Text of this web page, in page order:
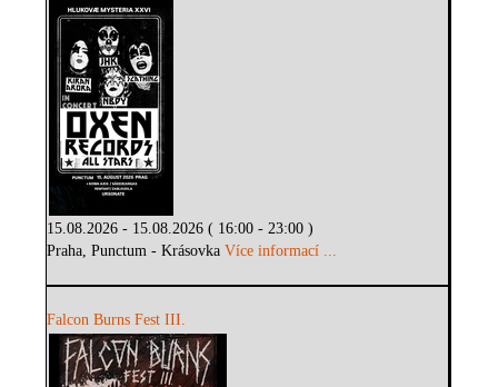
15.08.2026 - 15.08.2026 ( 16:00 - 23:00 )
Praha, Punctum - KrásovkaVíce informací ...
Falcon Burns Fest III.